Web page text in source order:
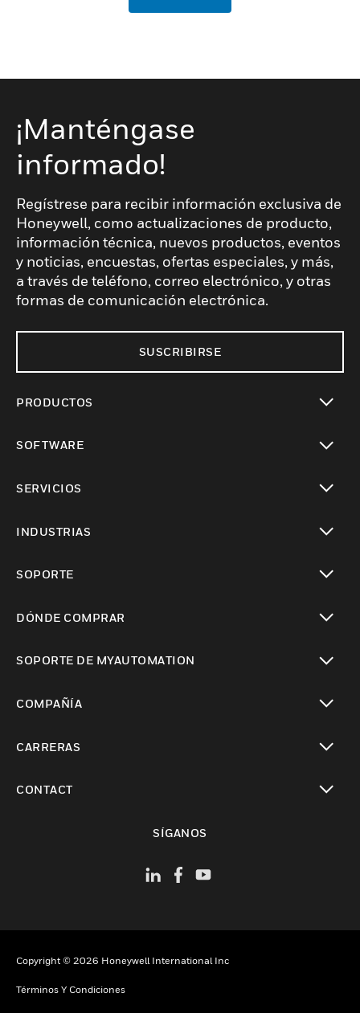
¡Manténgase
informado!
Regístrese para recibir información exclusiva de
Honeywell, como actualizaciones de producto,
información técnica, nuevos productos, eventos
y noticias, encuestas, ofertas especiales, y más,
a través de teléfono, correo electrónico, y otras
formas de comunicación electrónica.
SUSCRIBIRSE
PRODUCTOS
SOFTWARE
SERVICIOS
INDUSTRIAS
SOPORTE
DÓNDE COMPRAR
SOPORTE DE MYAUTOMATION
COMPAÑÍA
CARRERAS
CONTACT
SÍGANOS
Copyright © 2026 Honeywell International Inc
Términos Y Condiciones